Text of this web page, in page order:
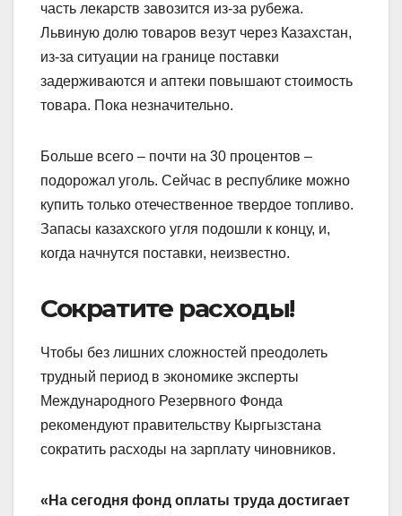
часть лекарств завозится из-за рубежа.
Львиную долю товаров везут через Казахстан,
из-за ситуации на границе поставки
задерживаются и аптеки повышают стоимость
товара. Пока незначительно.
Больше всего – почти на 30 процентов –
подорожал уголь. Сейчас в республике можно
купить только отечественное твердое топливо.
Запасы казахского угля подошли к концу, и,
когда начнутся поставки, неизвестно.
Сократите расходы!
Чтобы без лишних сложностей преодолеть
трудный период в экономике эксперты
Международного Резервного Фонда
рекомендуют правительству Кыргызстана
сократить расходы на зарплату чиновников.
«На сегодня фонд оплаты труда достигает